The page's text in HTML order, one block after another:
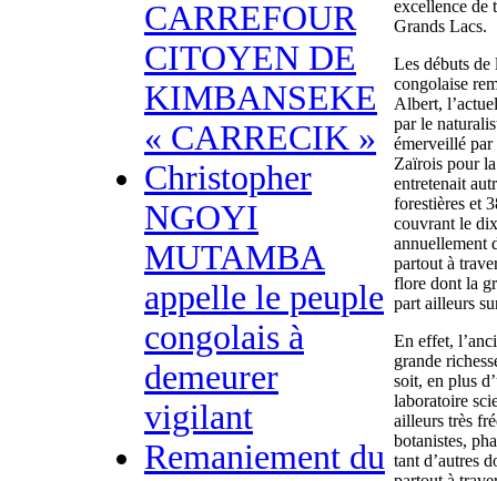
CARREFOUR
CITOYEN DE
KIMBANSEKE
« CARRECIK »
Christopher
NGOYI
MUTAMBA
appelle le peuple
congolais à
demeurer
vigilant
Remaniement du
excellence de
Grands Lacs.
Les débuts de
congolaise
Albert,
par le
émerveillé
Zaïrois pour
entretenait
forestières et
couvrant le
annuellement
partout à
flore dont la
part ailleurs
En effet,
grande
soit, en plus
laboratoire
ailleurs très
botanistes,
tant d’autres